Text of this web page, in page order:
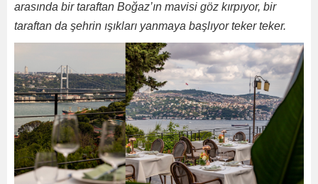
arasında bir taraftan Boğaz’ın mavisi göz kırpıyor, bir
taraftan da şehrin ışıkları yanmaya başlıyor teker teker.